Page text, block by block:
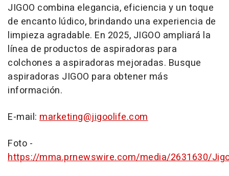
JIGOO combina elegancia, eficiencia y un toque
de encanto lúdico, brindando una experiencia de
limpieza agradable. En 2025, JIGOO ampliará la
línea de productos de aspiradoras para
colchones a aspiradoras mejoradas. Busque
aspiradoras JIGOO para obtener más
información.
E-mail: marketing@jigoolife.com
Foto -
https://mma.prnewswire.com/media/2631630/